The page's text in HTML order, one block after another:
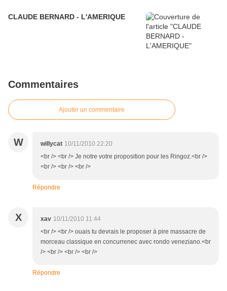
CLAUDE BERNARD - L'AMERIQUE
Commentaires
Ajouter un commentaire
W willycat 10/11/2010 22:20
<br /> <br /> Je notre votre proposition pour les Ringoz.<br />
<br /> <br /> <br />
Répondre
X xav 10/11/2010 11:44
<br /> <br /> ouais tu devrais le proposer à pire massacre de
morceau classique en concurrenec avec rondo veneziano.<br
/> <br /> <br /> <br />
Répondre